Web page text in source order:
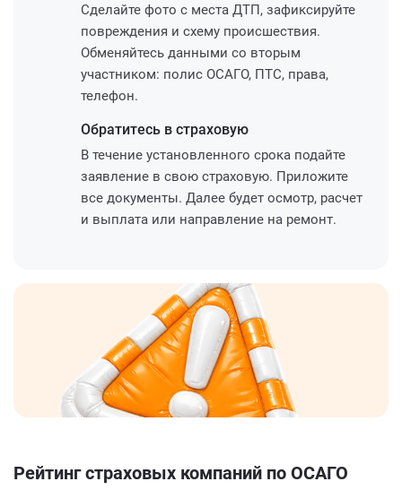
Сделайте фото с места ДТП, зафиксируйте
повреждения и схему происшествия.
Обменяйтесь данными со вторым
участником: полис ОСАГО, ПТС, права,
телефон.
Обратитесь в страховую
В течение установленного срока подайте
заявление в свою страховую. Приложите
все документы. Далее будет осмотр, расчет
и выплата или направление на ремонт.
Рейтинг страховых компаний по ОСАГО